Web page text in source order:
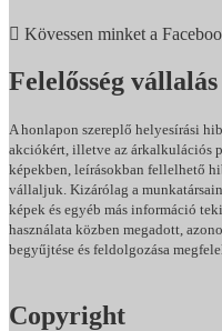
Kövessen minket a
Felelősség vállalás
A honlapon szereplő helyesírási
akciókért, illetve az árkalkulációs
képekben, leírásokban fellelhető
vállaljuk. Kizárólag a
képek és egyéb más információ
használata közben megadott,
begyűjtése és feldolgozása
Copyright